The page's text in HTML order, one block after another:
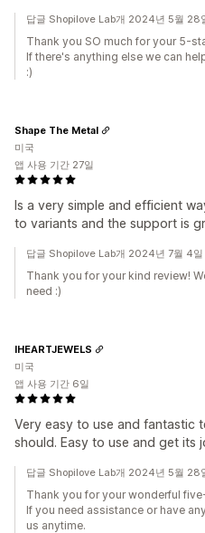
답글 Shopilove Lab개 2024년 5월 28
Thank you SO much for your 5-
If there's anything else we can
:)
Is a very simple and efficient
to variants and the support is
Shape The Metal
미국
앱 사용 기간 27일
답글 Shopilove Lab개 2024년 7월 4일
Thank you for your kind review!
need :)
Very easy to use and fantastic
should. Easy to use and get its
IHEARTJEWELS
미국
앱 사용 기간 6일
답글 Shopilove Lab개 2024년 5월 28
Thank you for your wonderful
If you need assistance or have
us anytime.